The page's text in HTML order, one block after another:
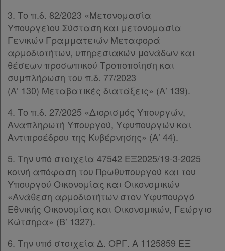
Πληροφορίες
Εταιρεία
Επικοινωνία
Όροι
χρήσης
Πολιτική
απορρήτου
και
cookies
Απόκτηση
3. Το π.δ. 82/2023 «Μετονομασία
Υπουργείου Σύσταση και μετονομασία
Γενικών Γραμματειών Μεταφορά
αρμοδιοτήτων, υπηρεσιακών μονάδων και
θέσεων προσωπικού Τροποποίηση και
συμπλήρωση του π.δ. 77/2023
(Α’ 130) Μεταβατικές διατάξεις» (Α’ 139).
4. Το π.δ. 27/2025 «Διορισμός Υπουργών,
Αναπληρωτή Υπουργού, Υφυπουργών και
Αντιπροέδρου της Κυβέρνησης» (Α’ 44).
5. Την υπό στοιχεία 47542 ΕΞ2025/19-3-2025
κοινή απόφαση του Πρωθυπουργού και του
Υπουργού Οικονομίας και Οικονομικών
«Ανάθεση αρμοδιοτήτων στον Υφυπουργό
Εθνικής Οικονομίας και Οικονομικών, Γεώργιο
Κώτσηρα» (Β’ 1327).
6. Την υπό στοιχεία Δ. ΟΡΓ. Α 1125859 ΕΞ